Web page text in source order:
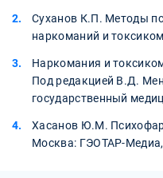
Суханов К.П. Методы
наркоманий и
Наркомания и
Под редакцией В.Д.
государственный
Хасанов Ю.М.
Москва: ГЭОТАР-